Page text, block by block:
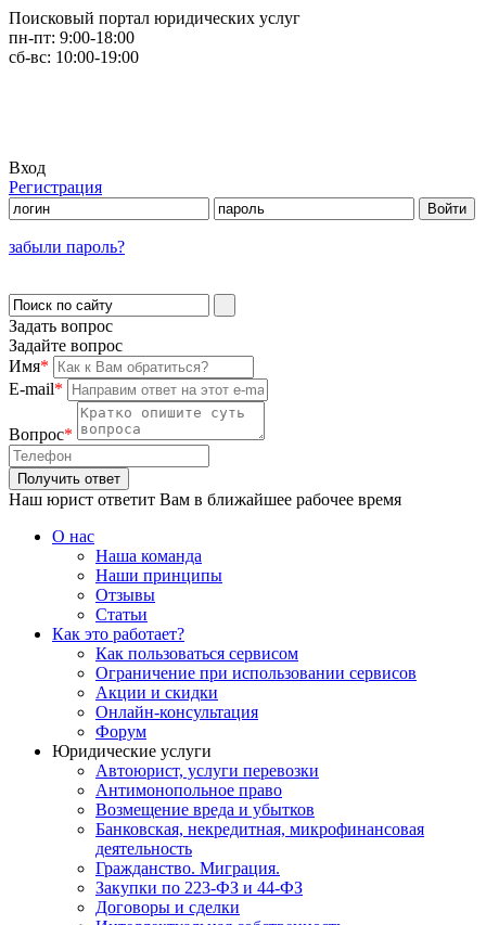
Поисковый портал юридических услуг
пн-пт: 9:00-18:00
сб-вс: 10:00-19:00
Вход
Регистрация
забыли пароль?
Задать вопрос
Задайте вопрос
Имя*
E-mail*
Вопрос*
Наш юрист ответит Вам в ближайшее рабочее время
О нас
Наша команда
Наши принципы
Отзывы
Статьи
Как это работает?
Как пользоваться сервисом
Ограничение при использовании сервисов
Акции и скидки
Онлайн-консультация
Форум
Юридические услуги
Автоюрист, услуги перевозки
Антимонопольное право
Возмещение вреда и убытков
Банковская, некредитная, микрофинансовая
деятельность
Гражданство. Миграция.
Закупки по 223-ФЗ и 44-ФЗ
Договоры и сделки